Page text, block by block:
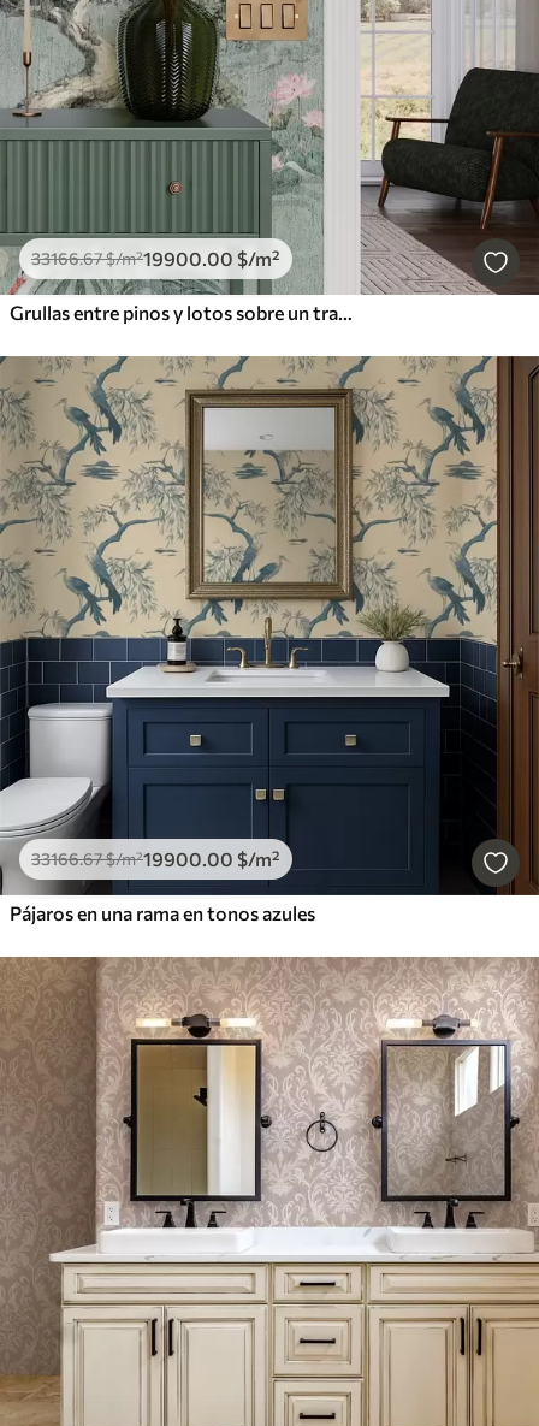
33166.67$/m²19900.00 $/m²
Grullas entre pinos y lotos sobre un tranquilo fondo verde
33166.67$/m²19900.00 $/m²
Pájaros en una rama en tonos azules